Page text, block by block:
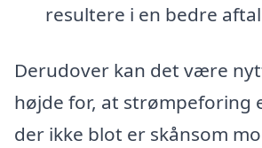
resultere i en bedre
Derudover kan det være
højde for, at strømpeforing
der ikke blot er skånsom